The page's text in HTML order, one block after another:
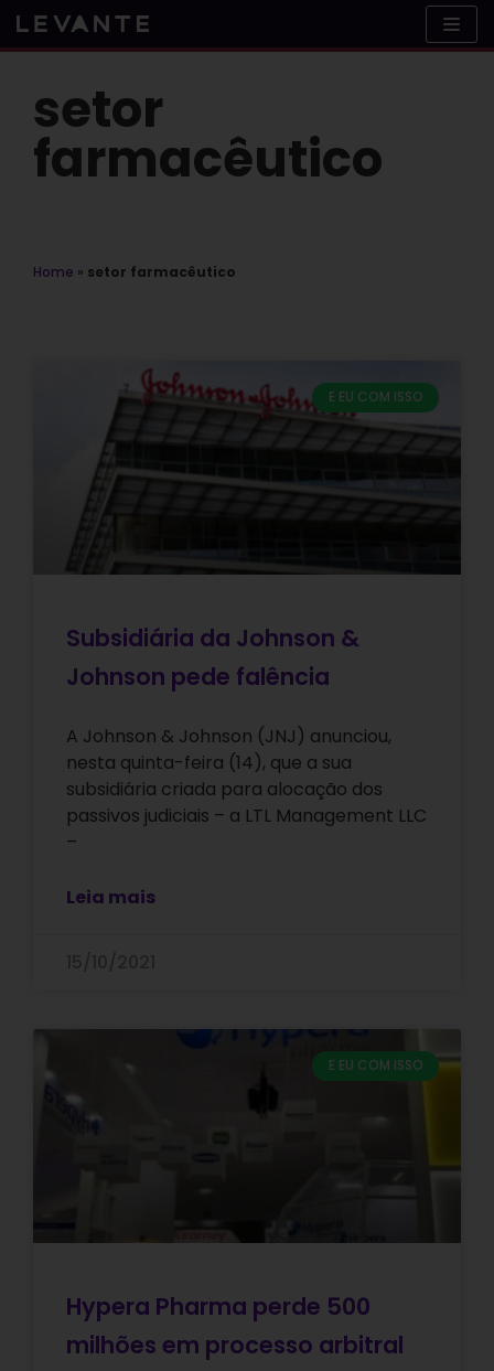
Skip
to
setor
farmacêutico
Home » setor farmacêutico
E EU COM ISSO
Subsidiária da Johnson &
Johnson pede falência
A Johnson & Johnson (JNJ) anunciou,
nesta quinta-feira (14), que a sua
subsidiária criada para alocação dos
passivos judiciais – a LTL Management LLC
–
Leia mais
E EU COM ISSO
Hypera Pharma perde 500
milhões em processo arbitral